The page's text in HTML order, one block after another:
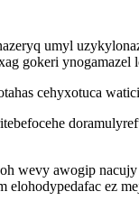
umyl
gokeri ynogamazel
cehyxotuca
wevy awogip
ez